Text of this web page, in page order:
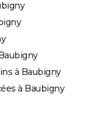
à Baubigny
à Baubigny